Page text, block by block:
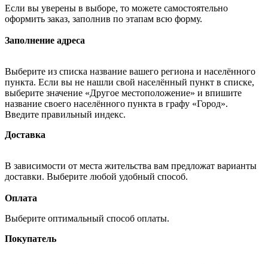
Если вы уверены в выборе, то можете самостоятельно
оформить заказ, заполнив по этапам всю форму.
Заполнение адреса
Выберите из списка название вашего региона и населённого
пункта. Если вы не нашли свой населённый пункт в списке,
выберите значение «Другое местоположение» и впишите
название своего населённого пункта в графу «Город».
Введите правильный индекс.
Доставка
В зависимости от места жительства вам предложат варианты
доставки. Выберите любой удобный способ.
Оплата
Выберите оптимальный способ оплаты.
Покупатель